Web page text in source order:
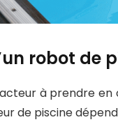
robot de
à prendre en
de piscine